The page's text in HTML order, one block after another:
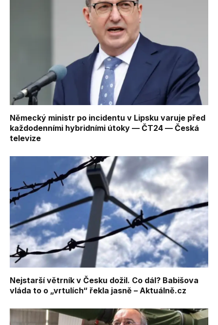
Německý ministr po incidentu v Lipsku varuje před
každodenními hybridními útoky — ČT24 — Česká
televize
Nejstarší větrník v Česku dožil. Co dál? Babišova
vláda to o „vrtulích“ řekla jasně – Aktuálně.cz